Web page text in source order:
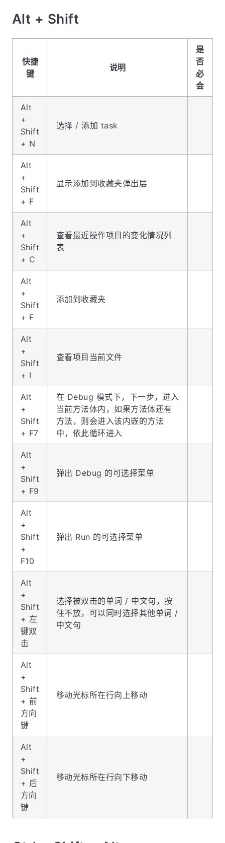
Alt + Shift
快捷
键
说明
是
否
必
会
Alt
+
Shift
+ N
选择 / 添加 task
Alt
+
Shift
+ F
显示添加到收藏夹弹出层
Alt
+
Shift
+ C
查看最近操作项目的变化情况列
表
Alt
+
Shift
+ F
添加到收藏夹
Alt
+
Shift
+ I
查看项目当前文件
Alt
+
Shift
+ F7
在 Debug 模式下，下一步，进入
当前方法体内，如果方法体还有
方法，则会进入该内嵌的方法
中，依此循环进入
Alt
+
Shift
+ F9
弹出 Debug 的可选择菜单
Alt
+
Shift
+
F10
弹出 Run 的可选择菜单
Alt
+
Shift
+ 左
键双
击
选择被双击的单词 / 中文句，按
住不放，可以同时选择其他单词 /
中文句
Alt
+
Shift
+ 前
方向
键
移动光标所在行向上移动
Alt
+
Shift
+ 后
方向
键
移动光标所在行向下移动